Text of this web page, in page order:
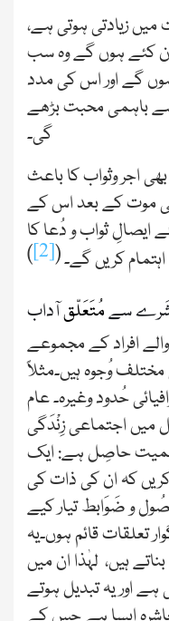
زيادتی ہوتی ہے،
کئے ہوں گے وہ سب
گے اور اس کی مدد
باہمی محبت بڑھے
گی۔
اجر وثواب کا باعث
موت کے بعد اس کے
ايصالِ ثواب و دُعا کا
اہتمام کريں گے۔(
[2]
)
سےمُتَعَلّقآداب
افراد کے مجموعے
وُجوہ ہیں۔مثلاً
حُدود وغیرہ۔ عام
میں اجتماعی زِنْدَگی
اہمیت حاصِل ہے: ایک
کہ ان کی ذات کی
و ضَوَابط تیار کیے
تعلقات قائم ہوں۔یہ
ہیں، لہٰذا ان میں
اور یہ تبدیل ہوتے